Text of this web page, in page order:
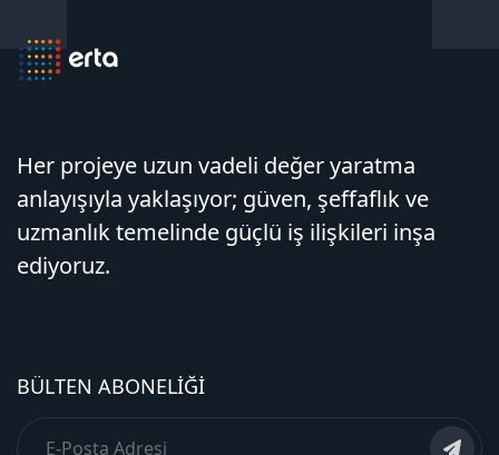
Her projeye uzun vadeli değer yaratma
anlayışıyla yaklaşıyor; güven, şeffaflık ve
uzmanlık temelinde güçlü iş ilişkileri inşa
ediyoruz.
BÜLTEN ABONELIĞI